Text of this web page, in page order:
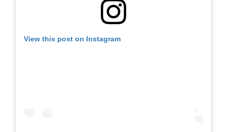
View this post on Instagram